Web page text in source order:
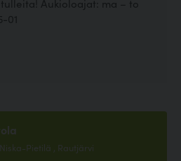
Aukioloajat: ma – to
01
Pietilä , Rautjärvi